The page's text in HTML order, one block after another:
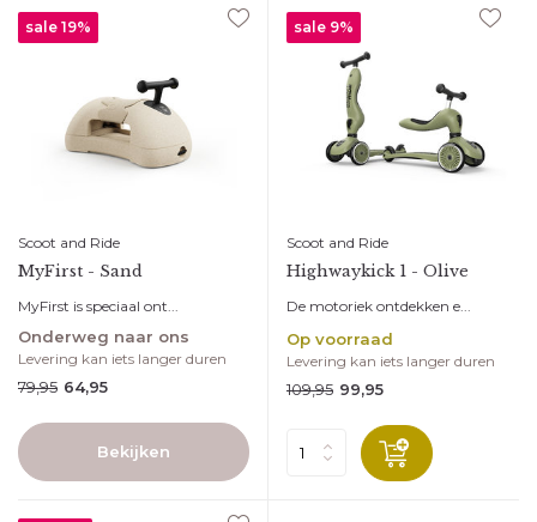
sale 19%
Scoot and Ride
MyFirst - Sand
MyFirst is speciaal ont...
Onderweg naar ons
Levering kan iets langer duren
79,95 64,95
Bekijken
sale 9%
Scoot and Ride
Highwaykick 1 - Olive
De motoriek ontdekken e...
Op voorraad
Levering kan iets langer duren
109,95 99,95
Schrijf je in voor onze nieuwsbrief en word als eerste
geïnformeerd over de laatste trends, de nieuwste
producten en de leukste aanbiedingen. En wanneer je je
nu inschrijft, dan shop je je eerste bestelling met maar
liefst 10% korting!
E-mailadres*